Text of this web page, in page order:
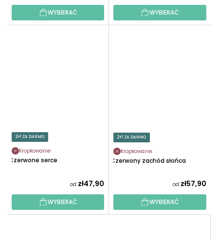
WYBIERAĆ WYBIERAĆ
2+1 ZA DARMO
Kropkowanie
Czerwone serce
od zł47,90
WYBIERAĆ
2+1 ZA DARMO
Kropkowanie
Czerwony zachód słońca
od zł57,90
WYBIERAĆ